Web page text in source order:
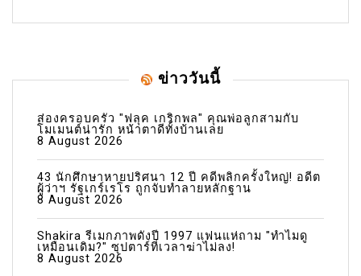
ข่าววันนี้
ส่องครอบครัว "ฟลุค เกริกพล" คุณพ่อลูกสามกับ
โมเมนต์น่ารัก หน้าตาดีทั้งบ้านเลย
8 August 2026
43 นักศึกษาหายปริศนา 12 ปี คดีพลิกครั้งใหญ่! อดีต
ผู้ว่าฯ รัฐเกร์เรโร ถูกจับทำลายหลักฐาน
8 August 2026
Shakira รีเมกภาพดังปี 1997 แฟนแห่ถาม "ทำไมดู
เหมือนเดิม?" ซุปตาร์ที่เวลาฆ่าไม่ลง!
8 August 2026